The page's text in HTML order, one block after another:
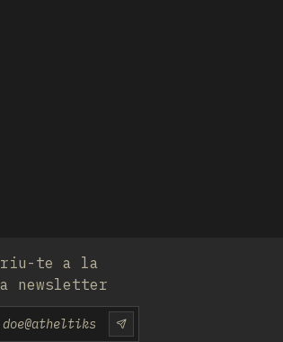
te a la
newsletter
SUBSCRIU-TE-HI